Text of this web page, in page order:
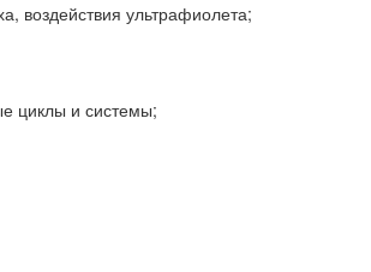
воздействия ультрафиолета;
циклы и системы;